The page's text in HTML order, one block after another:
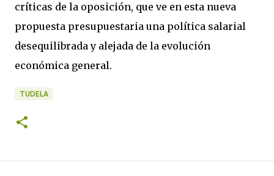
críticas de la oposición, que ve en esta nueva
propuesta presupuestaria una política salarial
desequilibrada y alejada de la evolución
económica general.
TUDELA